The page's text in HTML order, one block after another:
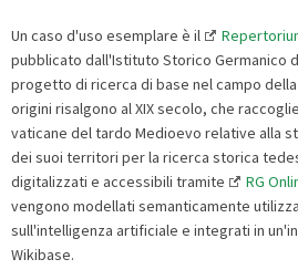
Un caso d'uso esemplare è il
pubblicato dall'Istituto Storico Germanico di
progetto di ricerca di base nel campo
origini risalgono al XIX secolo, che
vaticane del tardo Medioevo relative alla
dei suoi territori per la ricerca storica
digitalizzati e accessibili tramite
RG
vengono modellati semanticamente
sull'intelligenza artificiale e integrati in
Wikibase.